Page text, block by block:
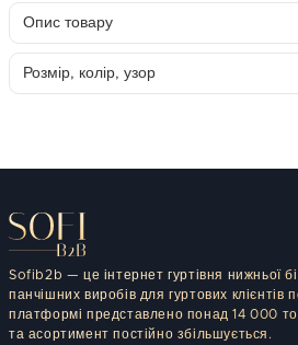
Опис товару
Розмір, колір, узор
Sofib2b — це інтернет гуртівня нижньої
панчішних виробів для гуртових клієнтів
платформі представлено понад 14 000
та асортимент постійно збільшується.